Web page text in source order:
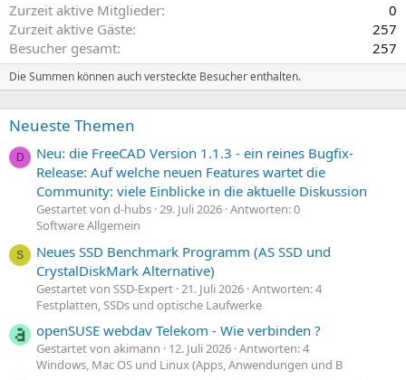
Zurzeit aktive Mitglieder
0
Zurzeit aktive Gäste
257
Besucher gesamt
257
Die Summen können auch versteckte Besucher enthalten.
Neueste Themen
D
Neu: die FreeCAD Version 1.1.3 - ein reines Bugfix-
Release: Auf welche neuen Features wartet die
Community: viele Einblicke in die aktuelle Diskussion
Gestartet von d-hubs 29. Juli 2026 Antworten: 0
Software Allgemein
S
Neues SSD Benchmark Programm (AS SSD und
CrystalDiskMark Alternative)
Gestartet von SSD-Expert 21. Juli 2026 Antworten: 4
Festplatten, SSDs und optische Laufwerke
openSUSE webdav Telekom - Wie verbinden ?
Gestartet von akimann 12. Juli 2026 Antworten: 4
Windows, Mac OS und Linux (Apps, Anwendungen und B